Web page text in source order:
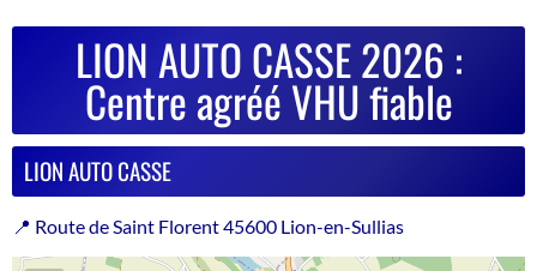
LION AUTO CASSE 2026 :
Centre agréé VHU fiable
LION AUTO CASSE
📍 Route de Saint Florent 45600 Lion-en-Sullias